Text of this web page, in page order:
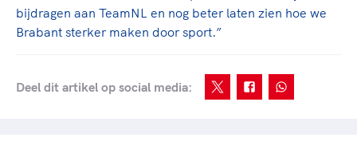
bijdragen aan TeamNL en nog beter laten zien hoe we
Brabant sterker maken door sport.”
Deel dit artikel op social media: